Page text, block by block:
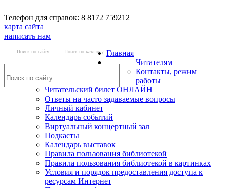
Телефон для справок: 8 8172 759212
карта сайта
написать нам
Поиск по сайту Поиск по каталогу Главная
Читателям
Контакты, режим
работы
Читательский билет ОНЛАЙН
Ответы на часто задаваемые вопросы
Личный кабинет
Календарь событий
Виртуальный концертный зал
Подкасты
Календарь выставок
Правила пользования библиотекой
Правила пользования библиотекой в картинках
Условия и порядок предоставления доступа к
ресурсам Интернет